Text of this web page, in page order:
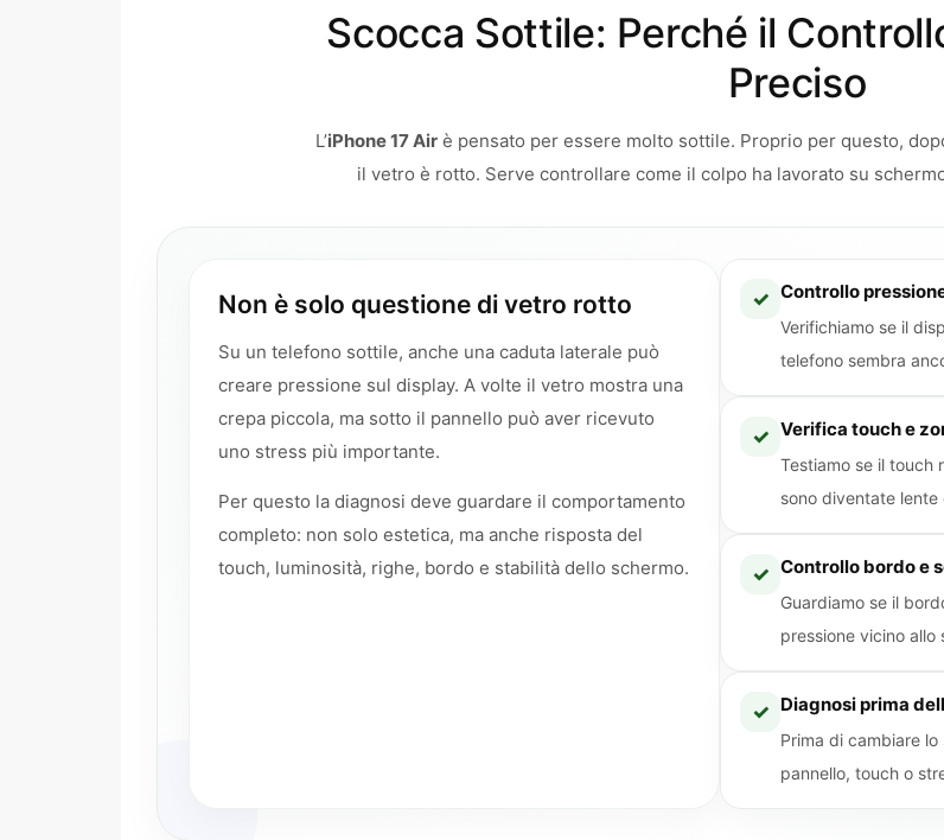
Scocca Sottile: Perché il
Preciso
L’iPhone 17 Airè pensato per essere molto sottile. Proprio per questo,
il vetro è rotto. Serve controllare come il colpo ha lavorato su
Non è solo questione di vetro rotto
Su un telefono sottile, anche una caduta laterale può
creare pressione sul display. A volte il vetro mostra una
crepa piccola, ma sotto il pannello può aver ricevuto
uno stress più importante.
Per questo la diagnosi deve guardare il comportamento
completo: non solo estetica, ma anche risposta del
touch, luminosità, righe, bordo e stabilità dello schermo.
✓ Controllo
Verifichiamo se il
telefono sembra
✓ Verifica touch e
Testiamo se il touch
sono diventate
✓ Controllo bordo e
Guardiamo se il
pressione vicino allo
✓ Diagnosi prima
Prima di cambiare
pannello, touch o